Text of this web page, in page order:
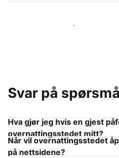
Gjør som andre verter som
Svar på
Hva gjør jeg hvis en gjest
overnattingsstedet mitt?
Når vil overnattingsstedet
på nettsidene?